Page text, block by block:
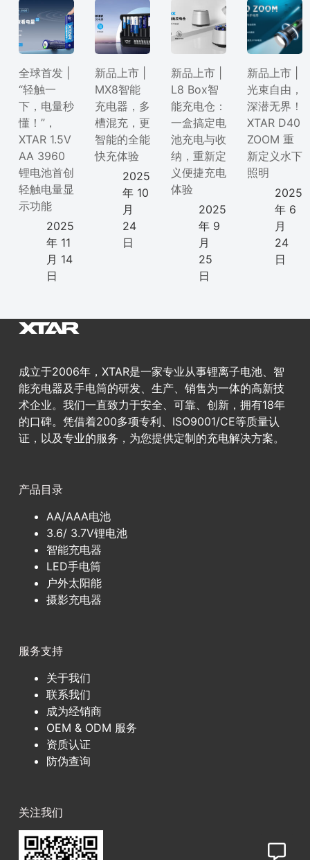
全球首发 |
“轻触一
下，电量秒
懂！”，
XTAR 1.5V
AA 3960
锂电池首创
轻触电量显
示功能
2025
年 11
月 14
日
新品上市 |
MX8智能
充电器，多
槽混充，更
智能的全能
快充体验
2025
年 10
月
24
日
新品上市 |
L8 Box智
能充电仓：
一盒搞定电
池充电与收
纳，重新定
义便捷充电
体验
2025
年 9
月
25
日
新品上市 |
光束自由，
深潜无界！
XTAR D40
ZOOM 重
新定义水下
照明
2025
年 6
月
24
日
成立于2006年，XTAR是一家专业从事锂离子电池、智
能充电器及手电筒的研发、生产、销售为一体的高新技
术企业。我们一直致力于安全、可靠、创新，拥有18年
的口碑。凭借着200多项专利、ISO9001/CE等质量认
证，以及专业的服务，为您提供定制的充电解决方案。
产品目录
AA/AAA电池
3.6/ 3.7V锂电池
智能充电器
LED手电筒
户外太阳能
摄影充电器
服务支持
关于我们
联系我们
成为经销商
OEM & ODM 服务
资质认证
防伪查询
关注我们